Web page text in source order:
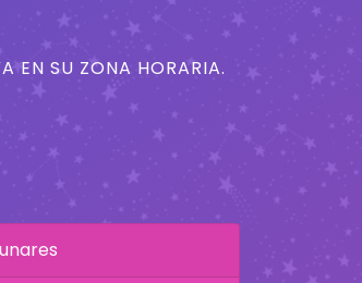
EN SU ZONA HORARIA.